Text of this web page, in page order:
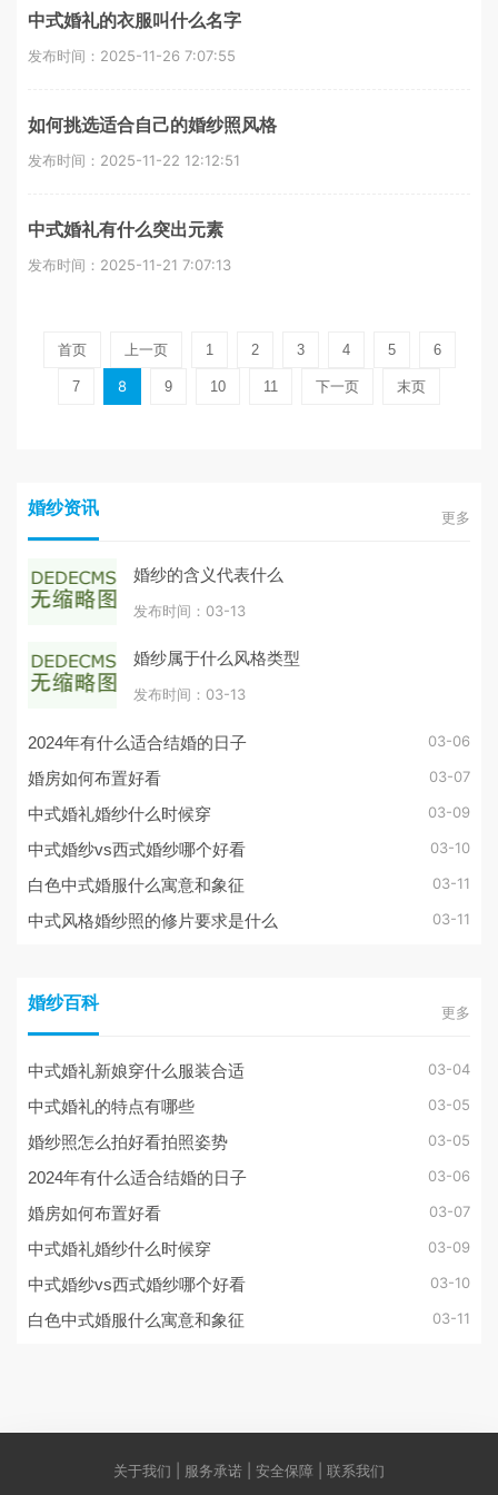
中式婚礼的衣服叫什么名字
发布时间：2025-11-26 7:07:55
如何挑选适合自己的婚纱照风格
发布时间：2025-11-22 12:12:51
中式婚礼有什么突出元素
发布时间：2025-11-21 7:07:13
首页 上一页 1 2 3 4 5 6
7 8 9 10 11 下一页 末页
婚纱资讯 更多
婚纱的含义代表什么
发布时间：03-13
婚纱属于什么风格类型
发布时间：03-13
2024年有什么适合结婚的日子 03-06
婚房如何布置好看 03-07
中式婚礼婚纱什么时候穿 03-09
中式婚纱vs西式婚纱哪个好看 03-10
白色中式婚服什么寓意和象征 03-11
中式风格婚纱照的修片要求是什么 03-11
婚纱百科 更多
中式婚礼新娘穿什么服装合适 03-04
中式婚礼的特点有哪些 03-05
婚纱照怎么拍好看拍照姿势 03-05
2024年有什么适合结婚的日子 03-06
婚房如何布置好看 03-07
中式婚礼婚纱什么时候穿 03-09
中式婚纱vs西式婚纱哪个好看 03-10
白色中式婚服什么寓意和象征 03-11
关于我们 | 服务承诺 | 安全保障 | 联系我们